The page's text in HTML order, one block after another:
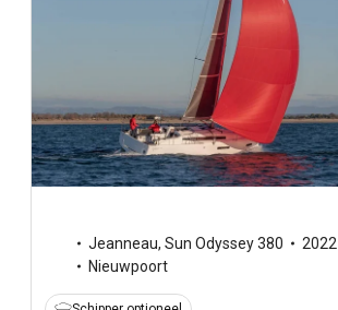
Jeanneau, Sun Odyssey 380
2022
Nieuwpoort